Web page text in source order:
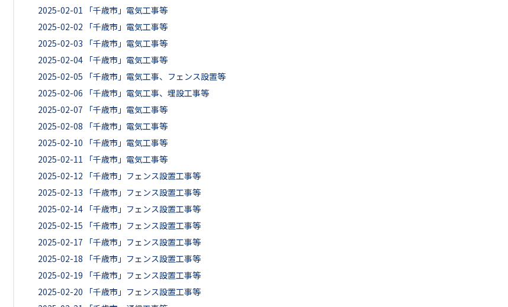
2025-02-01
「千歳市」電気工事等
2025-02-02
「千歳市」電気工事等
2025-02-03
「千歳市」電気工事等
2025-02-04 「千歳市」電気工事等
2025-02-05
「千歳市」電気工事、フェンス設置等
2025-02-06
「千歳市」電気工事、埋設工事等
2025-02-07
「千歳市」電気工事等
2025-02-08
「千歳市」電気工事等
2025-02-10
「千歳市」電気工事等
2025-02-11
「千歳市」電気工事等
2025-02-12
「千歳市」フェンス設置工事等
2025-02-13
「千歳市」フェンス設置工事等
2025-02-14 「千歳市」フェンス設置工事等
2025-02-15
「千歳市」フェンス設置工事等
2025-02-17
「千歳市」フェンス設置工事等
2025-02-18
「千歳市」フェンス設置工事等
2025-02-19
「千歳市」フェンス設置工事等
2025-02-20
「千歳市」フェンス設置工事等